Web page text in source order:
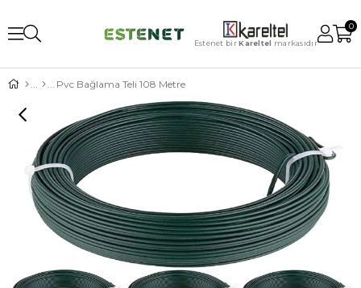
0
Estenet birKareltel markasıdır
Pvc Bağlama Teli 108 Metre